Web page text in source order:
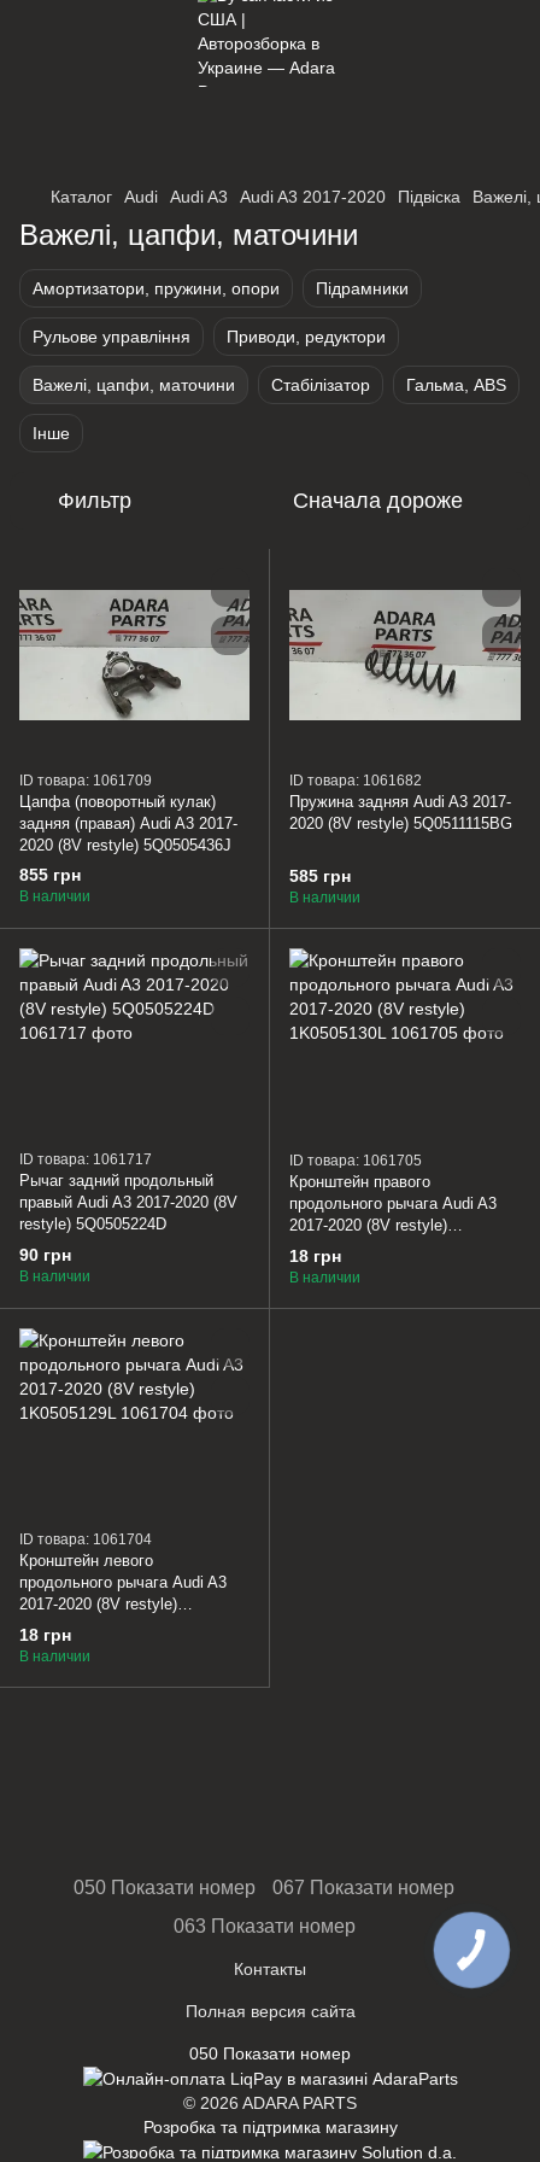
Оберіть мережу для переходу
Каталог Audi Audi A3 Audi A3 2017-2020 Підвіска
Важелі, цапфи, маточини
Амортизатори, пружини, опори Підрамники
Рульове управління Приводи, редуктори
Важелі, цапфи, маточини Стабілізатор Гальма, ABS
Інше
Фильтр Сначала дороже
ID товара: 1061709
Цапфа (поворотный кулак)
задняя (правая) Audi A3 2017-
2020 (8V restyle) 5Q0505436J
855 грн
В наличии
ID товара: 1061682
Пружина задняя Audi A3 2017-
2020 (8V restyle) 5Q0511115BG
585 грн
В наличии
ID товара: 1061717
Рычаг задний продольный
правый Audi A3 2017-2020 (8V
restyle) 5Q0505224D
90 грн
В наличии
ID товара: 1061705
Кронштейн правого
продольного рычага Audi A3
2017-2020 (8V restyle)
1K0505130L
18 грн
В наличии
ID товара: 1061704
Кронштейн левого
продольного рычага Audi A3
2017-2020 (8V restyle)
1K0505129L
18 грн
В наличии
050 Показати номер
067 Показати номер
063 Показати номер
Контакты
Полная версия сайта
050 Показати номер
© 2026 ADARA PARTS
Розробка та підтримка магазину